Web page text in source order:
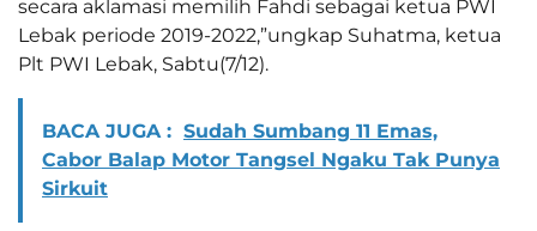
secara aklamasi memilih Fahdi sebagai ketua PWI
Lebak periode 2019-2022,”ungkap Suhatma, ketua
Plt PWI Lebak, Sabtu(7/12).
BACA JUGA : Sudah Sumbang 11 Emas,
Cabor Balap Motor Tangsel Ngaku Tak Punya
Sirkuit